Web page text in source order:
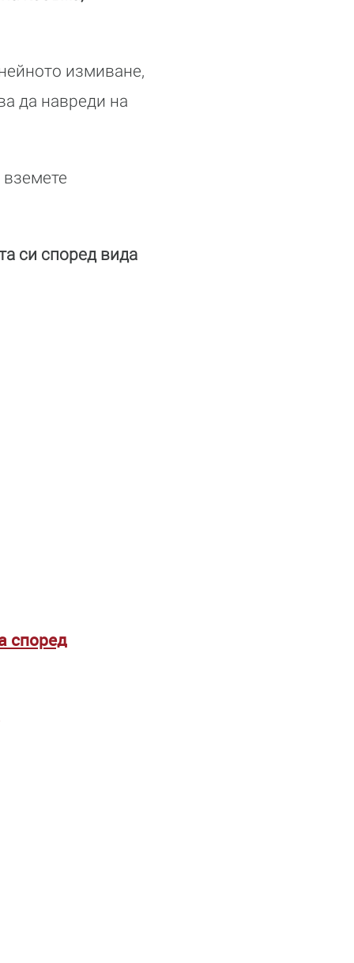
измиване,
да навреди на
си според вида
според